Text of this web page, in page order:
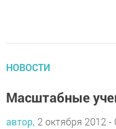
НОВОСТИ
Масштабные
автор, 2 октября 2012 -